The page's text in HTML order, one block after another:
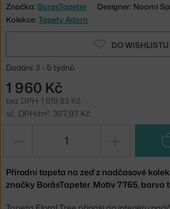
Značka: BorasTapeter
Designer: Noomi
Kolekce: Tapety Adorn
DO WISHLISTU
Dodání: 3 - 5 týdnů
1 960 Kč
bez DPH: 1 619,83 Kč
vč. DPH/m²: 367,97 Kč
Přírodní tapeta na zeď z nadčasové
značky BoråsTapeter. Motiv 7765, barva